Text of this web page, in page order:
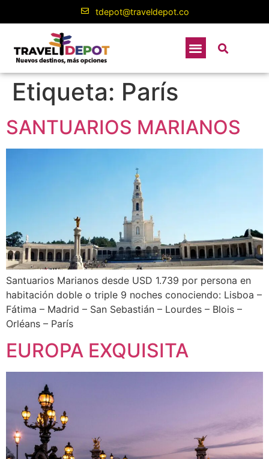
tdepot@traveldepot.co
Etiqueta: París
SANTUARIOS MARIANOS
Santuarios Marianos desde USD 1.739 por persona en
habitación doble o triple 9 noches conociendo: Lisboa –
Fátima – Madrid – San Sebastián – Lourdes – Blois –
Orléans – París
EUROPA EXQUISITA